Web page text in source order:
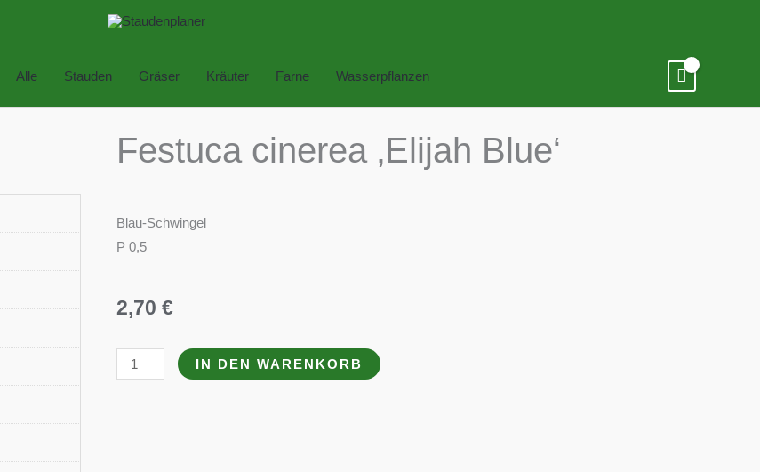
Alle Stauden Gräser Kräuter Farne Wasserpflanzen
Festuca cinerea ‚Elijah Blue‘
Blau-Schwingel
P 0,5
2,70 €
Festuca
cinerea
IN DEN WARENKORB